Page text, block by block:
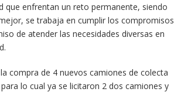
que enfrentan un reto permanente, siendo
se trabaja en cumplir los compromisos
de atender las necesidades diversas en
compra de 4 nuevos camiones de colecta
lo cual ya se licitaron 2 dos camiones y